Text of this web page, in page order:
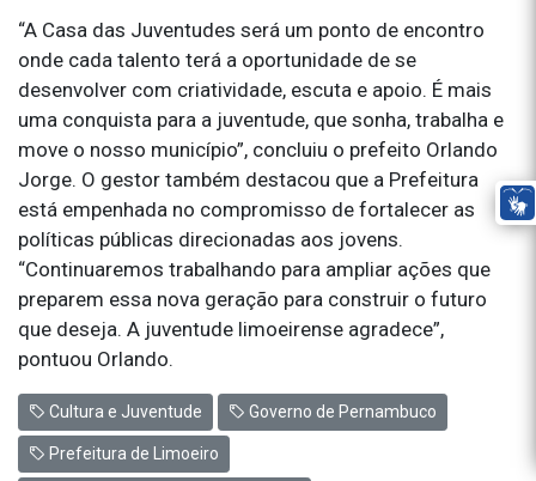
“A Casa das Juventudes será um ponto de encontro
onde cada talento terá a oportunidade de se
desenvolver com criatividade, escuta e apoio. É mais
uma conquista para a juventude, que sonha, trabalha e
move o nosso município”, concluiu o prefeito Orlando
Jorge. O gestor também destacou que a Prefeitura
está empenhada no compromisso de fortalecer as
políticas públicas direcionadas aos jovens.
“Continuaremos trabalhando para ampliar ações que
preparem essa nova geração para construir o futuro
que deseja. A juventude limoeirense agradece”,
pontuou Orlando.
Cultura e Juventude Governo de Pernambuco
Prefeitura de Limoeiro